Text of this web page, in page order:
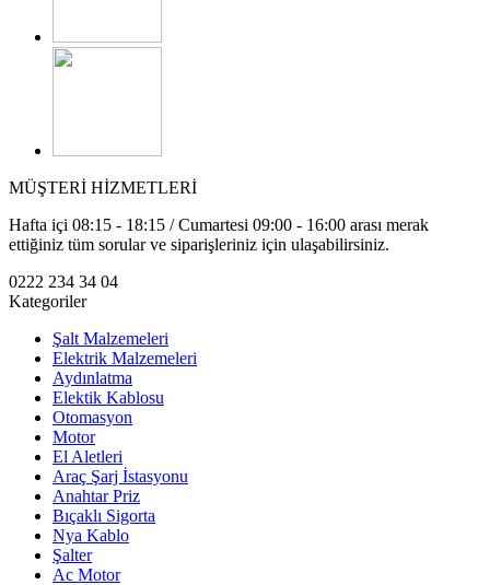
MÜŞTERİ HİZMETLERİ
Hafta içi 08:15 - 18:15 / Cumartesi 09:00 - 16:00 arası merak
ettiğiniz tüm sorular ve siparişleriniz için ulaşabilirsiniz.
0222 234 34 04
Kategoriler
Şalt Malzemeleri
Elektrik Malzemeleri
Aydınlatma
Elektik Kablosu
Otomasyon
Motor
El Aletleri
Araç Şarj İstasyonu
Anahtar Priz
Bıçaklı Sigorta
Nya Kablo
Şalter
Ac Motor